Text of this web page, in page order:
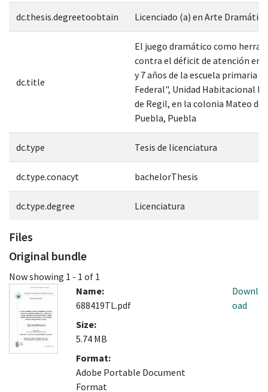
dc.thesis.degreetoobtain Licenciado (a) en Arte Dramático
dc.title
El juego dramático como
contra el déficit de atención en
y 7 años de la escuela primaria
Federal", Unidad Habitacional
de Regil, en la colonia Mateo de
Puebla, Puebla
dc.type Tesis de licenciatura
dc.type.conacyt bachelorThesis
dc.type.degree Licenciatura
Files
Original bundle
Now showing 1 - 1 of 1
Name:
688419TL.pdf
Size:
5.74 MB
Format:
Adobe Portable Document
Format
Downl
oad